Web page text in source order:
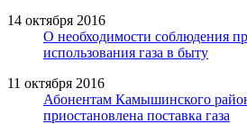
14 октября 2016
О необходимости соблюдения
использования газа в быту
11 октября 2016
Абонентам Камышинского
приостановлена поставка газа